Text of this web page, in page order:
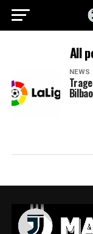
All
NEWS
Bilbao